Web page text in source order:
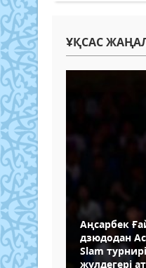
ҰҚСАС
Аңсарбек
дзюдодан
Slam
жүлдегері